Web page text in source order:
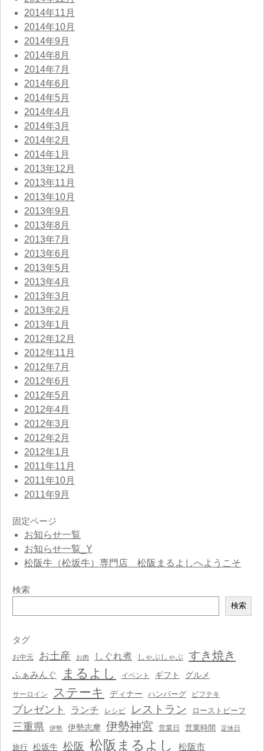
2014年11月
2014年10月
2014年9月
2014年8月
2014年7月
2014年6月
2014年5月
2014年4月
2014年3月
2014年2月
2014年1月
2013年12月
2013年11月
2013年10月
2013年9月
2013年8月
2013年7月
2013年6月
2013年5月
2013年4月
2013年3月
2013年2月
2013年1月
2012年12月
2012年11月
2012年7月
2012年6月
2012年5月
2012年4月
2012年3月
2012年2月
2012年1月
2011年11月
2011年10月
2011年9月
固定ページ
お知らせ一覧
お知らせ一覧_Y
松阪牛（松坂牛）専門店 松阪まるよしへようこそ
検索
索
検索
タグ
お中元 お土産 お肉 しぐれ煮 しゃぶしゃぶ すき焼き
ふぁみんぐ まるよし イベント ギフト グルメ
サーロイン ステーキ ディナー ハンバーグ ビフテキ
プレゼント ランチ レシピ レストラン ローストビーフ
三重県 伊勢 伊勢志摩 伊勢神宮 営業日 営業時間 定休日
旅行 松坂牛 松阪 松阪まるよし 松阪市